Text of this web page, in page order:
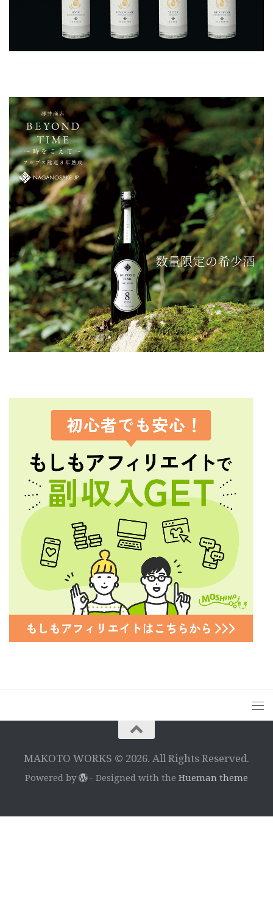
MAKOTO WORKS © 2026. All Rights Reserved.
Powered by - Designed with theHueman theme